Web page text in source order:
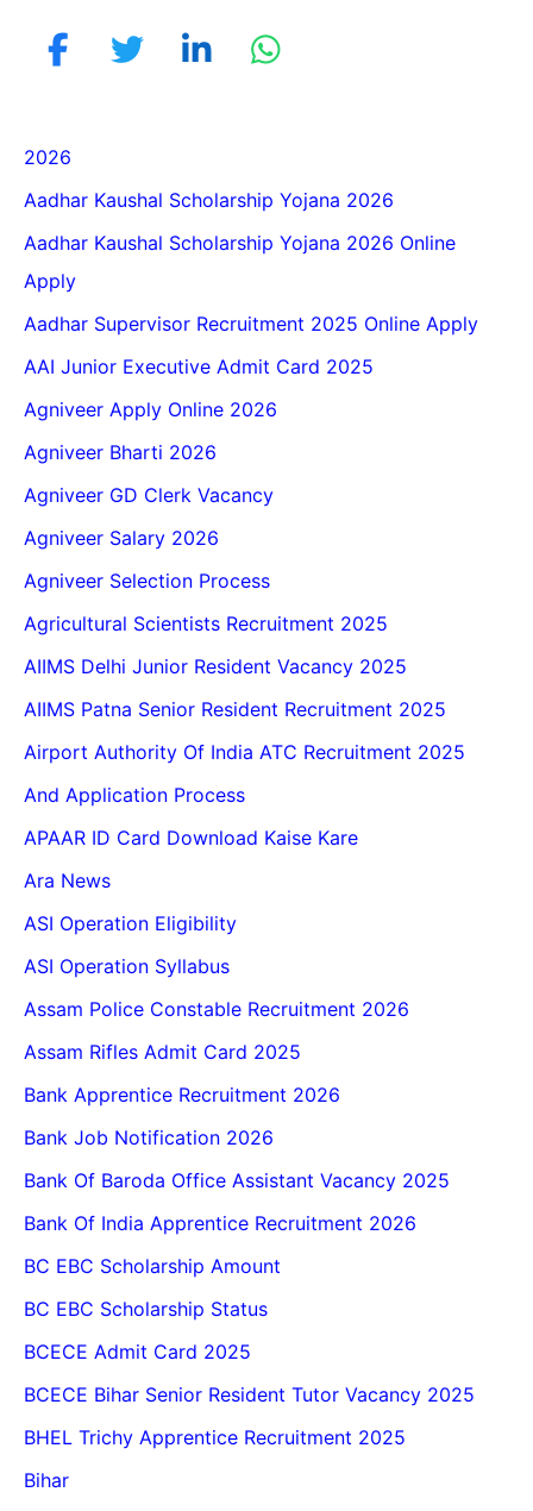
2026
Aadhar Kaushal Scholarship Yojana 2026
Aadhar Kaushal Scholarship Yojana 2026 Online
Apply
Aadhar Supervisor Recruitment 2025 Online Apply
AAI Junior Executive Admit Card 2025
Agniveer Apply Online 2026
Agniveer Bharti 2026
Agniveer GD Clerk Vacancy
Agniveer Salary 2026
Agniveer Selection Process
Agricultural Scientists Recruitment 2025
AIIMS Delhi Junior Resident Vacancy 2025
AIIMS Patna Senior Resident Recruitment 2025
Airport Authority Of India ATC Recruitment 2025
And Application Process
APAAR ID Card Download Kaise Kare
Ara News
ASI Operation Eligibility
ASI Operation Syllabus
Assam Police Constable Recruitment 2026
Assam Rifles Admit Card 2025
Bank Apprentice Recruitment 2026
Bank Job Notification 2026
Bank Of Baroda Office Assistant Vacancy 2025
Bank Of India Apprentice Recruitment 2026
BC EBC Scholarship Amount
BC EBC Scholarship Status
BCECE Admit Card 2025
BCECE Bihar Senior Resident Tutor Vacancy 2025
BHEL Trichy Apprentice Recruitment 2025
Bihar